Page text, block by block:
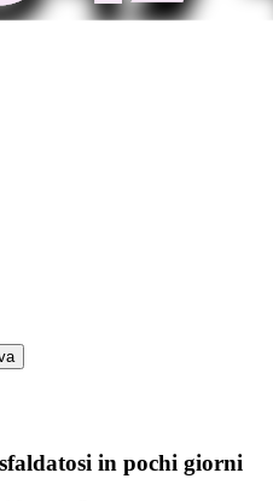
in pochi giorni